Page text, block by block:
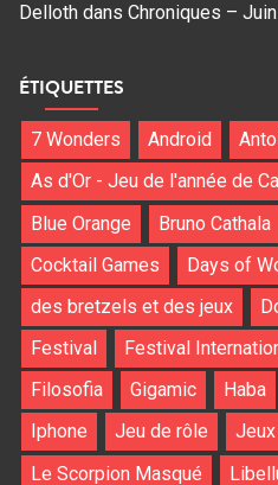
Delloth dans Chroniques –
ÉTIQUETTES
7 Wonders Android
As d'Or - Jeu de l'année de
Blue Orange
Bruno Cathala
Cocktail Games
Days of
des bretzels et des jeux
Festival
Festival
Filosofia
Gigamic Haba
Iphone
Jeu de rôle
Le Scorpion Masqué